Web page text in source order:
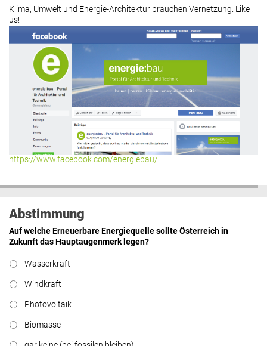
Klima, Umwelt und Energie-Architektur brauchen Vernetzung. Like
us!
https://www.facebook.com/energiebau/
Abstimmung
Auf welche Erneuerbare Energiequelle sollte Österreich in
Zukunft das Hauptaugenmerk legen?
Wasserkraft
Windkraft
Photovoltaik
Biomasse